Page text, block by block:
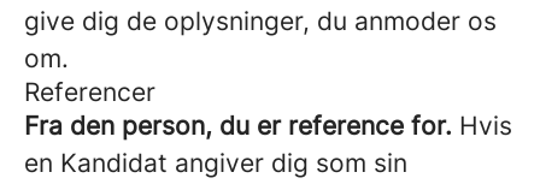
give dig de oplysninger, du anmoder os
om.
Referencer
Fra den person, du er reference for. Hvis
en Kandidat angiver dig som sin